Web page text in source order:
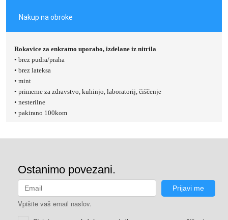
Nakup na obroke
Rokavice za enkratno uporabo, izdelane iz nitrila
• brez pudra/praha
• brez lateksa
• mint
• primerne za zdravstvo, kuhinjo, laboratorij, čiščenje
• nesterilne
• pakirano 100kom